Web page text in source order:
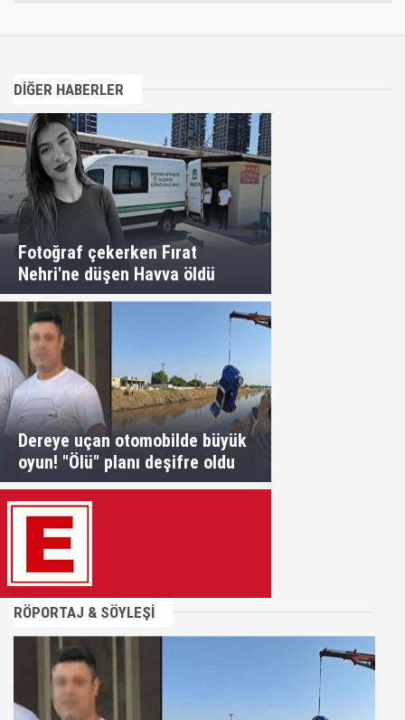
DİĞER HABERLER
Fotoğraf çekerken Fırat
Nehri'ne düşen Havva öldü
Dereye uçan otomobilde büyük
oyun! "Ölü" planı deşifre oldu
RÖPORTAJ & SÖYLEŞİ